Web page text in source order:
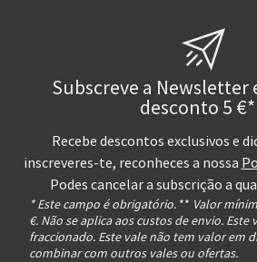
Subscreve a Newsletter
desconto 5
Recebe descontos exclusivos e
inscreveres-te, reconheces a nossa
Podes cancelar a subscrição a
* Este campo é obrigatório. ** Valor
€. Não se aplica aos custos de envio. Este
fraccionado. Este vale não tem valor em
combinar com outros vales ou ofertas.